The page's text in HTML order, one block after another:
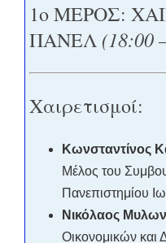
1ο ΜΕΡΟΣ:
ΠΑΝΕΛ (18:00
Χαιρετισμοί:
Κωνσταντίνος
Μέλος του
Πανεπιστημίου
Νικόλαος
Οικονομικών και